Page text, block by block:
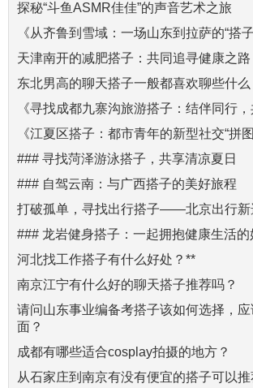
探秘“斗鱼ASMR佳佳”的声音艺术之旅
《从齐鲁到雪域：一场山东到拉萨的“搭子
天津南开的减肥搭子：共同追寻健康之路
东北男高的聊天搭子一般都喜欢聊些什么
《寻找成都九寨沟旅游搭子：结伴同行，
《江夏区搭子：都市青年的新型社交“拼图
### 寻找菏泽游泳搭子，共享清凉夏日
### 自驾云南：与广西搭子的美好旅程
打破孤单，寻找出行搭子——北京出行新
### 龙岩健身搭子：一起拥抱健康生活的
河北找工作搭子有什么好处？**
南京江宁有什么好的聊天搭子推荐吗？
请问山东事业编备考搭子该如何选择，
面？
成都有哪些适合cosplay拍摄的地方？
从石家庄到南京有没有便宜的搭子可以推